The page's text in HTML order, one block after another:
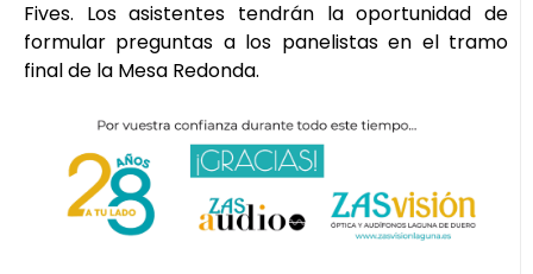
Fives. Los asistentes tendrán la oportunidad de
formular preguntas a los panelistas en el tramo
final de la Mesa Redonda.